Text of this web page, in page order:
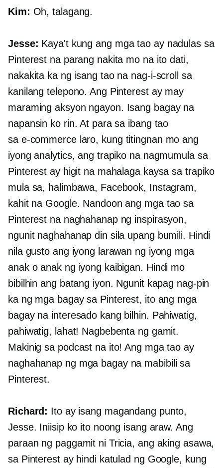
Kim: Oh, talagang.
Jesse: Kaya't kung ang mga tao ay nadulas sa
Pinterest na parang nakita mo na ito dati,
nakakita ka ng isang tao na nag-i-scroll sa
kanilang telepono. Ang Pinterest ay may
maraming aksyon ngayon. Isang bagay na
napansin ko rin. At para sa ibang tao
sa e-commercelaro, kung titingnan mo ang
iyong analytics, ang trapiko na nagmumula sa
Pinterest ay higit na mahalaga kaysa sa trapiko
mula sa, halimbawa, Facebook, Instagram,
kahit na Google. Nandoon ang mga tao sa
Pinterest na naghahanap ng inspirasyon,
ngunit naghahanap din sila upang bumili. Hindi
nila gusto ang iyong larawan ng iyong mga
anak o anak ng iyong kaibigan. Hindi mo
bibilhin ang batang iyon. Ngunit kapag nag-pin
ka ng mga bagay sa Pinterest, ito ang mga
bagay na interesado kang bilhin. Pahiwatig,
pahiwatig, lahat! Nagbebenta ng gamit.
Makinig sa podcast na ito! Ang mga tao ay
naghahanap ng mga bagay na mabibili sa
Pinterest.
Richard: Ito ay isang magandang punto,
Jesse. Iniisip ko ito noong isang araw. Ang
paraan ng paggamit ni Tricia, ang aking asawa,
sa Pinterest ay hindi katulad ng Google, kung